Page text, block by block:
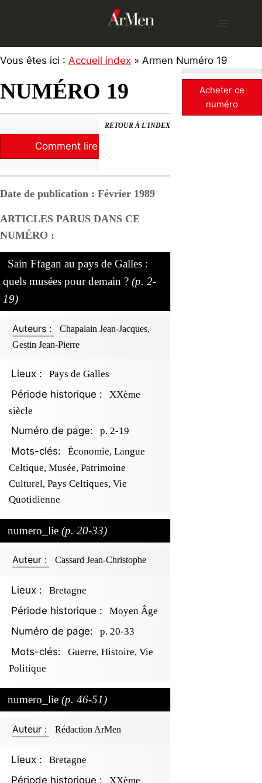
Vous êtes ici : Accueil index » Armen Numéro 19
NUMÉRO 19
RETOUR À L'INDEX
Comment lire la revue ?
Date de publication : Février 1989
ARTICLES PARUS DANS CE
NUMÉRO :
Sain Ffagan au pays de Galles :
quels musées pour demain ? (p. 2-
19)
Auteurs :
Chapalain Jean-Jacques,
Gestin Jean-Pierre
Lieux : Pays de Galles
Période historique :
XXème
siècle
Numéro de page: p. 2-19
Mots-clés:
Économie, Langue
Celtique, Musée, Patrimoine
Culturel, Pays Celtiques, Vie
Quotidienne
numero_lie (p. 20-33)
Auteur : Cassard Jean-Christophe
Lieux : Bretagne
Période historique : Moyen Âge
Numéro de page: p. 20-33
Mots-clés:
Guerre, Histoire, Vie
Politique
numero_lie (p. 46-51)
Auteur : Rédaction ArMen
Lieux : Bretagne
Période historique :
XXème
Acheter ce
numéro